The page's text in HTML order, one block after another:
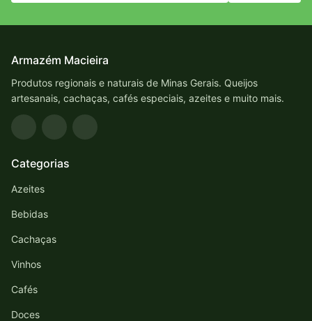
Armazém Macieira
Produtos regionais e naturais de Minas Gerais. Queijos
artesanais, cachaças, cafés especiais, azeites e muito mais.
Categorias
Azeites
Bebidas
Cachaças
Vinhos
Cafés
Doces